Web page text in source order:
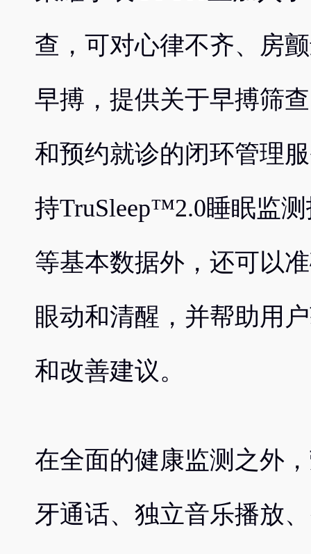
查，可对心律不齐、房
早搏，提供关于早搏筛
和预约就诊的闭环管理
持TruSleep™2.0睡眠监
等基本数据外，还可以
眼动和清醒，并帮助用
和改善建议。
在全面的健康监测之外
牙通话、独立音乐播放